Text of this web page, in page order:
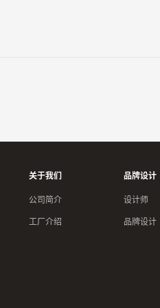
关于我们
公司简介
工厂介绍
品牌设计
设计师
品牌设计